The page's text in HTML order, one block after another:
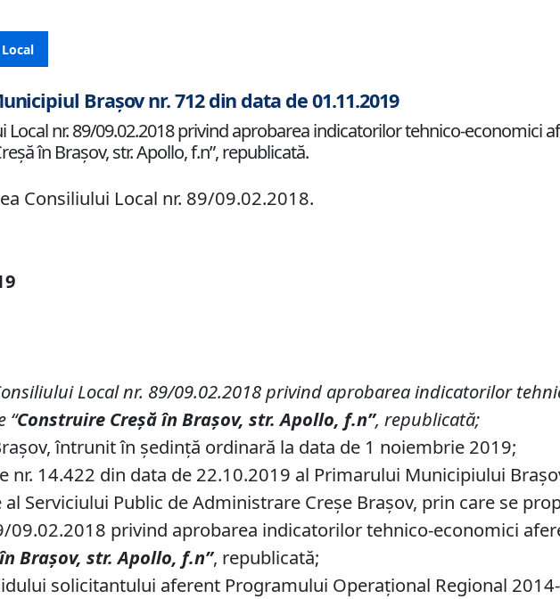
Brașov nr. 712 din data de 01.11.2019
nr. 89/09.02.2018 privind aprobarea indicatorilor tehnico-economici
în Brașov, str. Apollo, f.n”, republicată.
Consiliului Local nr. 89/09.02.2018.
Local nr. 89/09.02.2018 privind aprobarea indicatorilor
“Construire Creșăîn Brașov, str. Apollo, f.n”, republicată;
întrunit în ședință ordinară la data de 1 noiembrie 2019;
nr. 14.422 din data de 22.10.2019 al Primarului Municipiului
Serviciului Public de Administrare Creşe Braşov, prin care se
09.02.2018 privind aprobarea indicatorilor tehnico-economici
în Brașov, str. Apollo, f.n”, republicată;
solicitantului aferent Programului Operațional Regional